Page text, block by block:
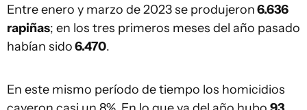
Entre enero y marzo de 2023 se produjeron6.636
rapiñas; en los tres primeros meses del año pasado
habían sido6.470.
En este mismo período de tiempo los homicidios